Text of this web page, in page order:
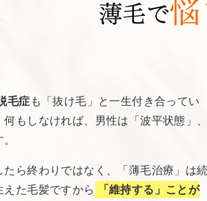
毛症 も「抜け毛」と一生付き合ってい
もしなければ、男性は「波平状態」、
ら終わりではなく、「薄毛治療」は続
た毛髪ですから
「維持する」ことが